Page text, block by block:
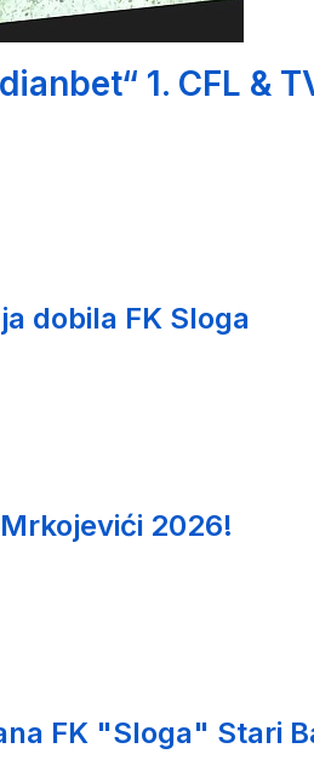
1. CFL &
dobila FK Sloga
2026!
FK "Sloga" Stari